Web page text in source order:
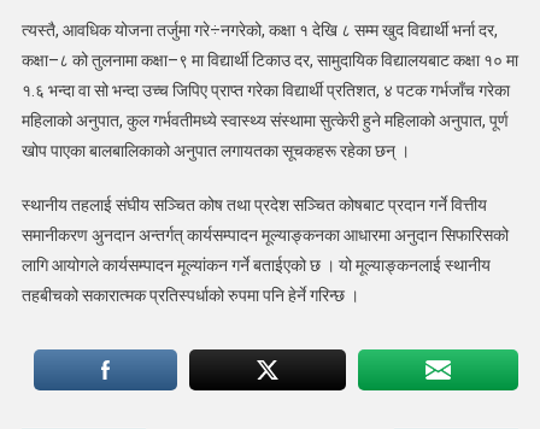
त्यस्तै, आवधिक योजना तर्जुमा गरे÷नगरेको, कक्षा १ देखि ८ सम्म खुद विद्यार्थी भर्ना दर,
कक्षा–८ को तुलनामा कक्षा–९ मा विद्यार्थी टिकाउ दर, सामुदायिक विद्यालयबाट कक्षा १० मा
१.६ भन्दा वा सो भन्दा उच्च जिपिए प्राप्त गरेका विद्यार्थी प्रतिशत, ४ पटक गर्भजाँच गरेका
महिलाको अनुपात, कुल गर्भवतीमध्ये स्वास्थ्य संस्थामा सुत्केरी हुने महिलाको अनुपात, पूर्ण
खोप पाएका बालबालिकाको अनुपात लगायतका सूचकहरू रहेका छन् ।
स्थानीय तहलाई संघीय सञ्चित कोष तथा प्रदेश सञ्चित कोषबाट प्रदान गर्ने वित्तीय
समानीकरण अुनदान अन्तर्गत् कार्यसम्पादन मूल्याङ्कनका आधारमा अनुदान सिफारिसको
लागि आयोगले कार्यसम्पादन मूल्यांकन गर्ने बताईएको छ । यो मूल्याङ्कनलाई स्थानीय
तहबीचको सकारात्मक प्रतिस्पर्धाको रुपमा पनि हेर्ने गरिन्छ ।